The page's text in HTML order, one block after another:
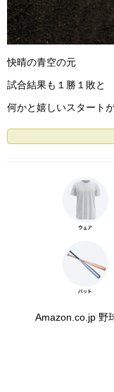
快晴の青空の元
試合結果も１勝１敗と
何かと嬉しいスタート
Amazon.co.jp 野